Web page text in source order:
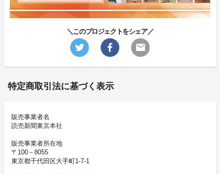
＼このプロジェクトをシェア／
特定商取引法に基づく表示
販売事業者名
読売新聞東京本社
販売事業者所在地
〒100－8055
東京都千代田区大手町1-7-1